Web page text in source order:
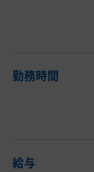
勤務時間
給与